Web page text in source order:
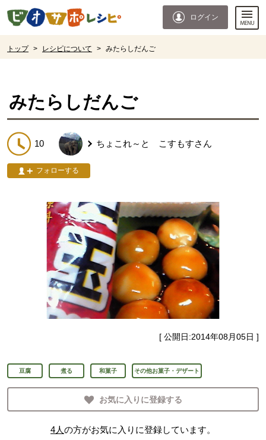
ページの先頭です。
ログイン
トップ > レシピについて > みたらしだんご
みたらしだんご
10 ちょこれ～と こすもすさん
フォローする
[ 公開日:2014年08月05日 ]
豆腐 煮る 和菓子 その他お菓子・デザート
お気に入りに登録する
4人の方がお気に入りに登録しています。